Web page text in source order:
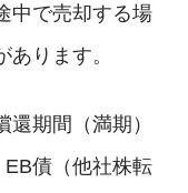
中で売却する場
ります。
期間（満期）
債（他社株転